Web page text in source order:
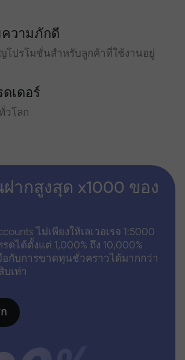
วามภักดี
โปรโมชั่นสำหรับลูกค้าที่ใช้งานอยู่
เดอร์
วโลก
ฝากสูงสุด x1000 ของ
ไม่เพียงให้เลเวอเรจ 1:5000
ดได้ตั้งแต่ 1,000% ถึง 10,000%
กับการขาดทุนชั่วคราวได้มากกว่า
บเท่า